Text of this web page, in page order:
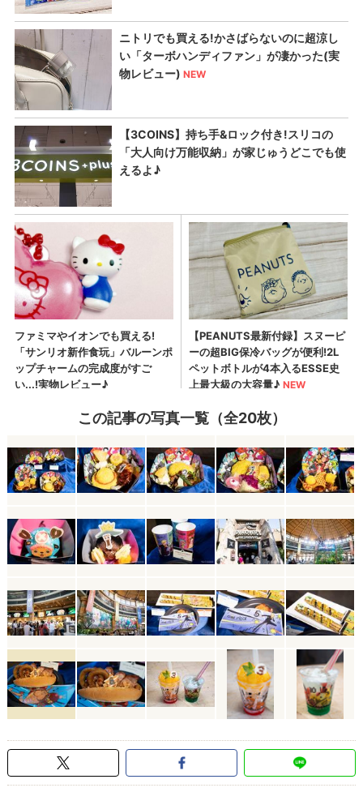
この記事の写真一覧（全20枚）